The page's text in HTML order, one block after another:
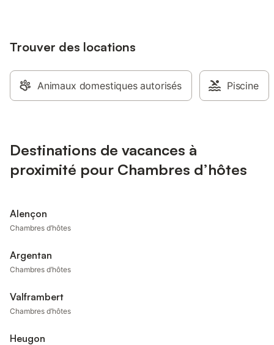
Trouver des locations
Animaux domestiques autorisés Piscine
Destinations de vacances à
proximité pour Chambres d’hôtes
Alençon
Chambres d’hôtes
Argentan
Chambres d’hôtes
Valframbert
Chambres d’hôtes
Heugon